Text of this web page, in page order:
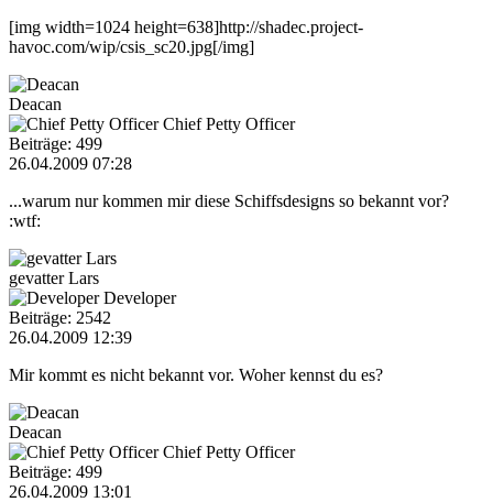
[img width=1024 height=638]http://shadec.project-
havoc.com/wip/csis_sc20.jpg[/img]
Deacan
Chief Petty Officer
Beiträge: 499
26.04.2009 07:28
...warum nur kommen mir diese Schiffsdesigns so bekannt vor?
:wtf:
gevatter Lars
Developer
Beiträge: 2542
26.04.2009 12:39
Mir kommt es nicht bekannt vor. Woher kennst du es?
Deacan
Chief Petty Officer
Beiträge: 499
26.04.2009 13:01